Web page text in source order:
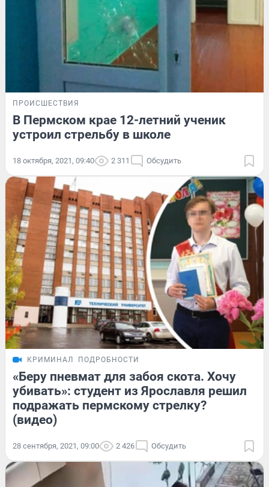
ПРОИСШЕСТВИЯ
В Пермском крае 12-летний ученик
устроил стрельбу в школе
18 октября, 2021, 09:40 2 311 Обсудить
КРИМИНАЛ ПОДРОБНОСТИ
«Беру пневмат для забоя скота. Хочу
убивать»: студент из Ярославля решил
подражать пермскому стрелку?
(видео)
28 сентября, 2021, 09:00 2 426 Обсудить